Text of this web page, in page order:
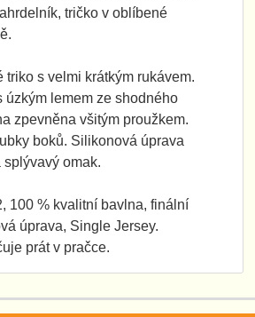
tričko v oblíbené
triko s velmi krátkým rukávem.
úzkým lemem ze shodného
zpevněna všitým proužkem.
boků. Silikonová úprava
omak.
100 % kvalitní bavlna, finální
úprava, Single Jersey.
prát v pračce.